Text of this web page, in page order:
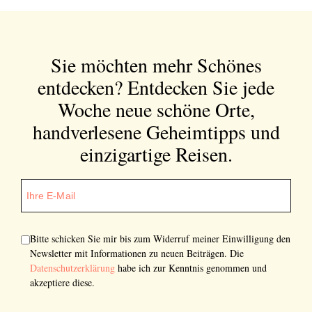
Sie möchten mehr Schönes
entdecken?Entdecken Sie jede
Woche neue schöne Orte,
handverlesene Geheimtipps und
einzigartige Reisen.
Bitte schicken Sie mir bis zum Widerruf meiner Einwilligung den
Newsletter mit Informationen zu neuen Beiträgen. Die
Datenschutzerklärung habe ich zur Kenntnis genommen und
akzeptiere diese.
Orte, handverlesene Geheimtipps und
einzigartige Reisen.
Bitte schicken Sie mir bis zum Widerruf meiner
zur Kenntnis genommen und akzeptiere diese.
SENDEN